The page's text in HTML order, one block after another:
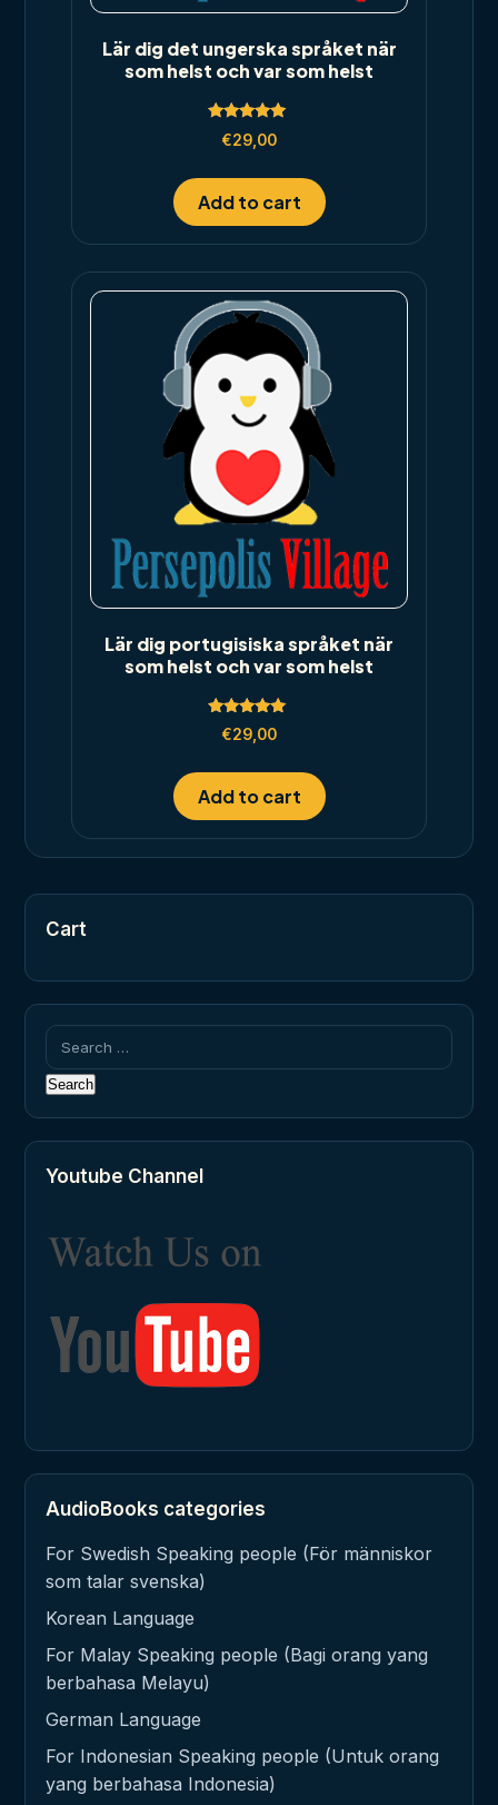
Lär dig det ungerska språket när
som helst och var som helst
Rated
5.00
€29,00
Add to cart
Lär dig portugisiska språket när
som helst och var som helst
Rated
5.00
€29,00
Add to cart
Cart
Search
for:
Youtube Channel
AudioBooks categories
For Swedish Speaking people (För människor
som talar svenska)
Korean Language
For Malay Speaking people (Bagi orang yang
berbahasa Melayu)
German Language
For Indonesian Speaking people (Untuk orang
yang berbahasa Indonesia)